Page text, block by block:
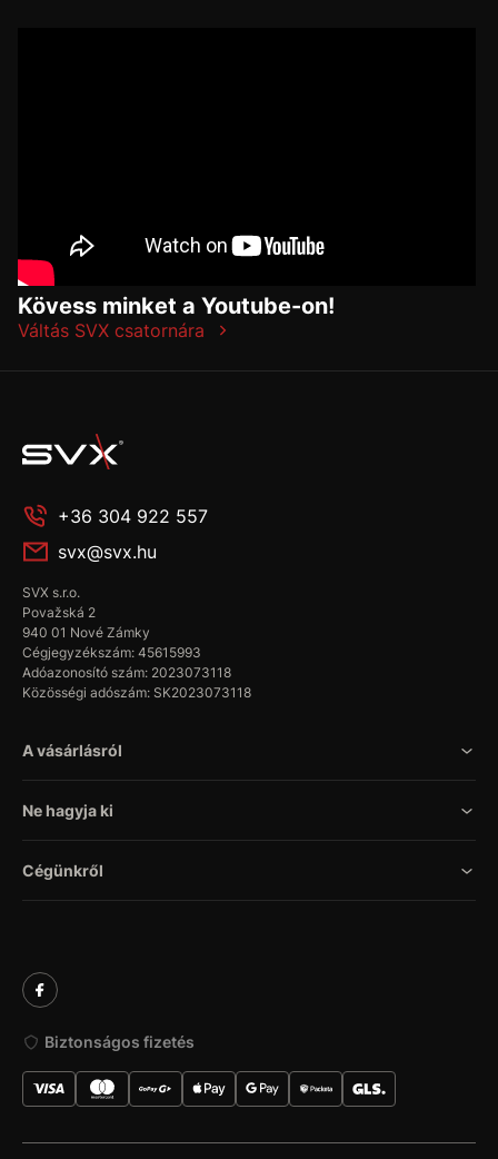
Kövess minket a Youtube-on!
Váltás SVX csatornára
+36 304 922 557
svx@svx.hu
SVX s.r.o.
Považská 2
940 01 Nové Zámky
Cégjegyzékszám: 45615993
Adóazonosító szám: 2023073118
Közösségi adószám: SK2023073118
A vásárlásról
Ne hagyja ki
Cégünkről
Biztonságos fizetés